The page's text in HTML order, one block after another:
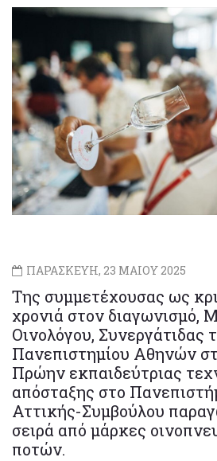
ΠΑΡΑΣΚΕΥΗ, 23 ΜΑΙΟΥ 2025
Της συμμετέχουσας ως
χρονιά στον διαγωνισμό,
Oινολόγου, Συνεργάτιδας
Πανεπιστημίου Αθηνών
Πρώην εκπαιδεύτριας
απόσταξης στο
Αττικής-Συμβούλου
σειρά από μάρκες
ποτών.